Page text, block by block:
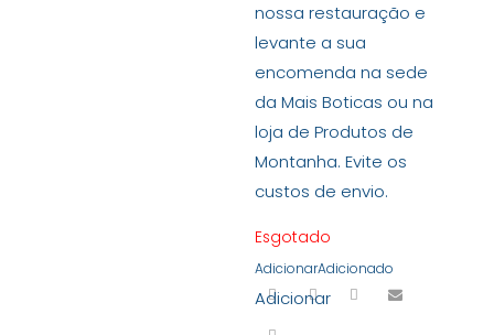
nossa restauração e
levante a sua
encomenda na sede
da Mais Boticas ou na
loja de Produtos de
Montanha. Evite os
custos de envio.
Esgotado
AdicionarAdicionado
Adicionar